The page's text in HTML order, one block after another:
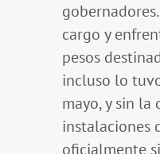
cargo y
pesos
incluso lo
mayo, y sin
instalaciones
oficialmente